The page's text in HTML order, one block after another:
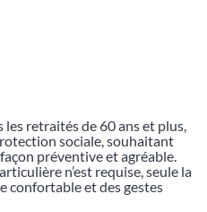
les retraités de 60 ans et plus,
sociale, souhaitant
préventive et agréable.
n’est requise, seule la
confortable et des gestes